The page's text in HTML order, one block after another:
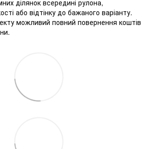
ділянок всередині рулона,
або відтінку до бажаного варіанту.
можливий повний повернення коштів